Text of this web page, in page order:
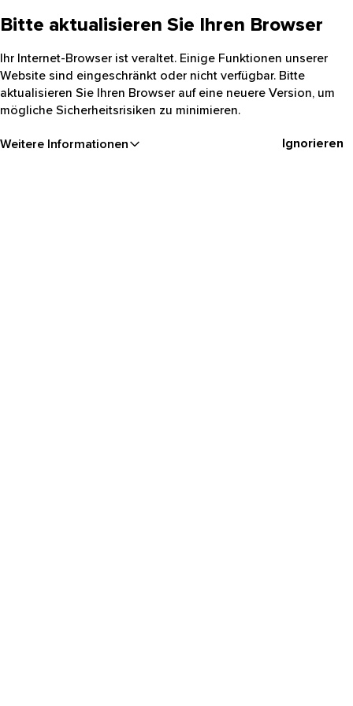
Bitte aktualisieren Sie Ihren Browser
Ihr Internet-Browser ist veraltet. Einige Funktionen unserer
Website sind eingeschränkt oder nicht verfügbar. Bitte
aktualisieren Sie Ihren Browser auf eine neuere Version, um
mögliche Sicherheitsrisiken zu minimieren.
Weitere Informationen Ignorieren